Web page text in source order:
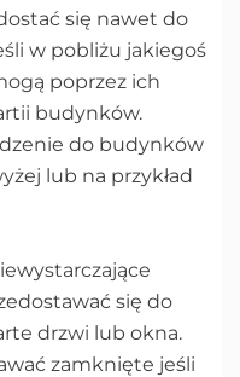
się nawet do
w pobliżu jakiegoś
poprzez ich
budynków.
do budynków
lub na przykład
się do
drzwi lub okna.
zamknięte jeśli